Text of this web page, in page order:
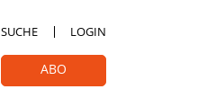
SUCHE LOGIN
ABO